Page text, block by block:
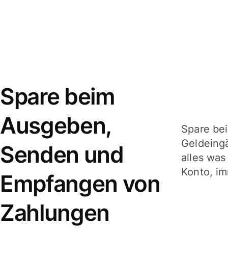
Spare beim
Ausgeben,
Senden und
Empfangen von
Zahlungen
Spare
alles
Konto,